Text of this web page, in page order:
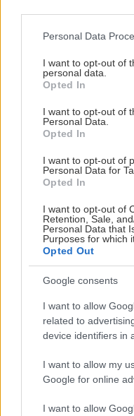
Please note that this
not limited to your visit
grant or deny consent
use your data for below
consent section.
Personal Data
I want to opt-out of
personal data.
Opted In
I want to opt-out of
Personal Data.
Opted In
I want to opt-out of
Personal Data for
Opted In
I want to opt-out of
Retention, Sale,
Personal Data that
Purposes for which
Opted Out
Google consents
I want to allow
related to
device identifiers in
I want to allow my
Google for online
I want to allow
Nemusí to byť len
levanduľa! 7 fialových
krások, ktoré rozžiaria
vašu záhradu
CHALUPA